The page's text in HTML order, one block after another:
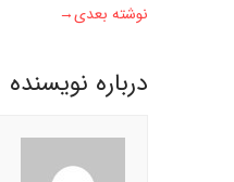
نوشته بعدی→
درباره نويسنده